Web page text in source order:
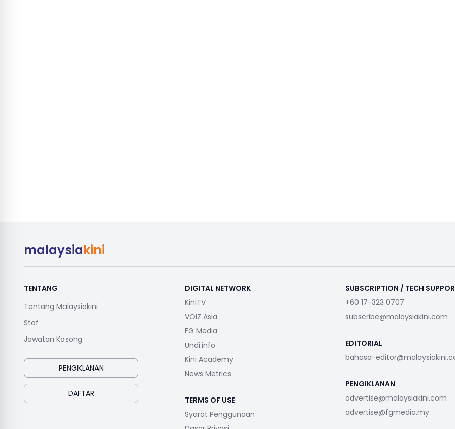
malaysiakini
TENTANG
Tentang Malaysiakini
Staf
Jawatan Kosong
PENGIKLANAN
DAFTAR
DIGITAL NETWORK
KiniTV
VOIZ Asia
FG Media
Undi.info
Kini Academy
News Metrics
TERMS OF USE
Syarat Penggunaan
SUBSCRIPTION / TECH
+60 17-323 0707
subscribe@malaysiakini.com
EDITORIAL
bahasa-
PENGIKLANAN
advertise@malaysiakini.com
advertise@fgmedia.my